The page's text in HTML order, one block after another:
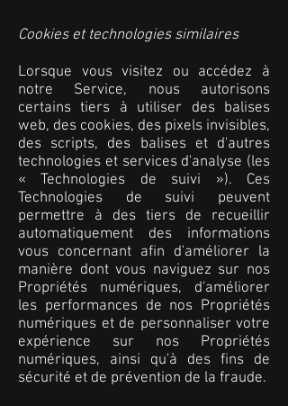
Cookies et technologies similaires
Lorsque vous visitez ou accédez à
notre Service, nous autorisons
certains tiers à utiliser des balises
web, des cookies, des pixels invisibles,
des scripts, des balises et d'autres
technologies et services d'analyse (les
« Technologies de suivi »). Ces
Technologies de suivi peuvent
permettre à des tiers de recueillir
automatiquement des informations
vous concernant afin d'améliorer la
manière dont vous naviguez sur nos
Propriétés numériques, d'améliorer
les performances de nos Propriétés
numériques et de personnaliser votre
expérience sur nos Propriétés
numériques, ainsi qu'à des fins de
sécurité et de prévention de la fraude.